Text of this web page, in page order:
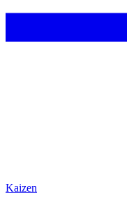
Kaizen